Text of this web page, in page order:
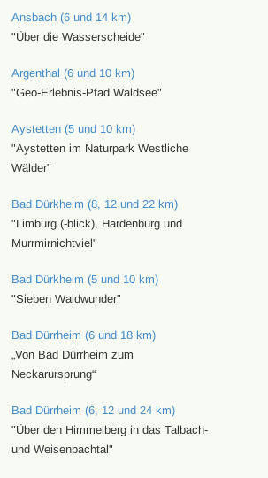
Ansbach (6 und 14 km)
"Über die Wasserscheide"
Argenthal (6 und 10 km)
"Geo-Erlebnis-Pfad Waldsee"
Aystetten (5 und 10 km)
"Aystetten im Naturpark Westliche
Wälder"
Bad Dürkheim (8, 12 und 22 km)
"Limburg (-blick), Hardenburg und
Murrmirnichtviel"
Bad Dürkheim (5 und 10 km)
"Sieben Waldwunder"
Bad Dürrheim (6 und 18 km)
„Von Bad Dürrheim zum
Neckarursprung“
Bad Dürrheim (6, 12 und 24 km)
"Über den Himmelberg in das Talbach-
und Weisenbachtal"